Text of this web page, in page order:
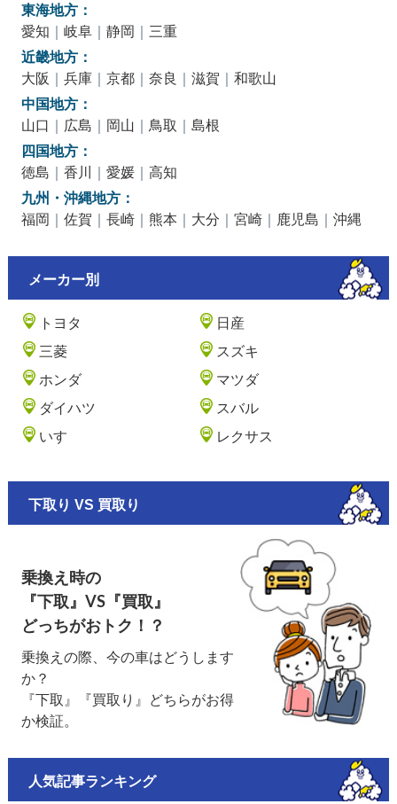
東海地方：
愛知 ｜ 岐阜｜ 静岡 ｜ 三重
近畿地方：
大阪 ｜ 兵庫｜ 京都｜ 奈良 ｜ 滋賀 ｜ 和歌山
中国地方：
山口 ｜ 広島 ｜ 岡山 ｜ 鳥取 ｜ 島根
四国地方：
徳島 ｜ 香川 ｜ 愛媛｜ 高知
九州・沖縄地方：
福岡 ｜ 佐賀 ｜ 長崎｜ 熊本 ｜ 大分 ｜ 宮崎｜ 鹿児島 ｜ 沖縄
メーカー別
トヨタ
日産
三菱
スズキ
ホンダ
マツダ
ダイハツ
スバル
いすゞ
レクサス
下取り VS 買取り
乗換え時の
『下取』VS『買取』
どっちがおトク！？
乗換えの際、今の車はどうします
か？
『下取』『買取り』どちらがお得
か検証。
人気記事ランキング